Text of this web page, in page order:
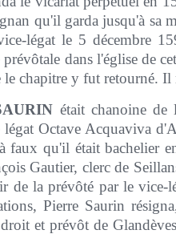
qu'il garda jusqu'à sa
légat le 5 décembre
dans l'église de
chapitre y fut retourné.
était chanoine
légat Octave Acquaviva
faux qu'il était bachelier
Gautier, clerc de
de la prévôté par le vice-
Pierre Saurin
et prévôt de